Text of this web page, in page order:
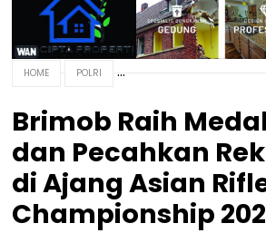
HOME POLRI
Brimob Raih
dan Pecahkan
di Ajang Asian
Championship